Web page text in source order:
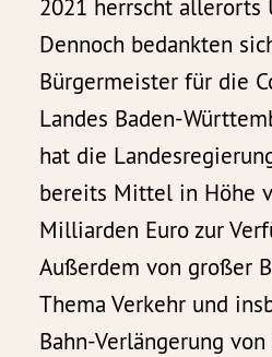
2021 herrscht allerorts
Dennoch bedankten
Bürgermeister für die
Landes Baden-
hat die
bereits Mittel in Höhe
Milliarden Euro zur
Außerdem von großer
Thema Verkehr und
Bahn-Verlängerung